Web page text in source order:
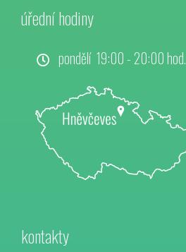
úřední hodiny
pondělí 19:00 - 20:00 hod.
kontakty